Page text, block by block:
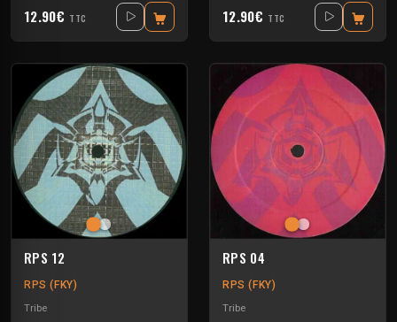
12.90€ TTC 12.90€ TTC
RPS 12
RPS (FKY)
Tribe
RPS 04
RPS (FKY)
Tribe